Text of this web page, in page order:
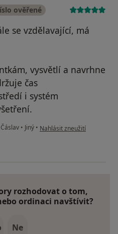
ověřené
se vzdělavající, má
vysvětlí a navrhne
čas
i systém
• Jiný • podle názoru uživatele
Nahlásit zneužití
rozhodovat o tom,
ordinaci navštívit?
Ne